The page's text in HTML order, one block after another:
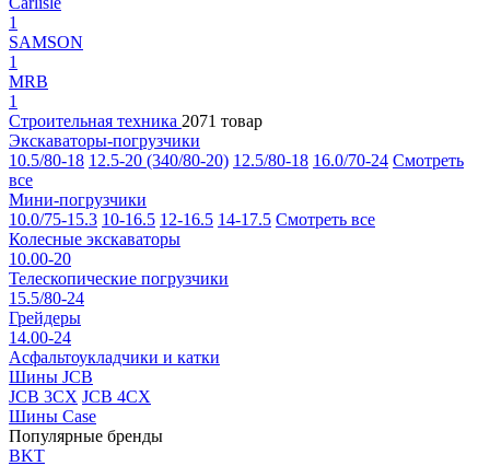
1
SAMSON
1
MRB
1
Строительная техника 2071 товар
Экскаваторы-погрузчики
10.5/80-18 12.5-20 (340/80-20) 12.5/80-18 16.0/70-24 Смотреть
все
Мини-погрузчики
10.0/75-15.3 10-16.5 12-16.5 14-17.5 Смотреть все
Колесные экскаваторы
10.00-20
Телескопические погрузчики
15.5/80-24
Грейдеры
14.00-24
Асфальтоукладчики и катки
Шины JCB
JCB 3CX JCB 4CX
Шины Case
Популярные бренды
BKT